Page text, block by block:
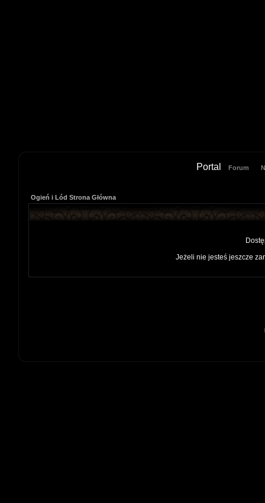
Portal Forum
Ogień i Lód Strona Główna
Jeżeli nie jesteś jeszcze